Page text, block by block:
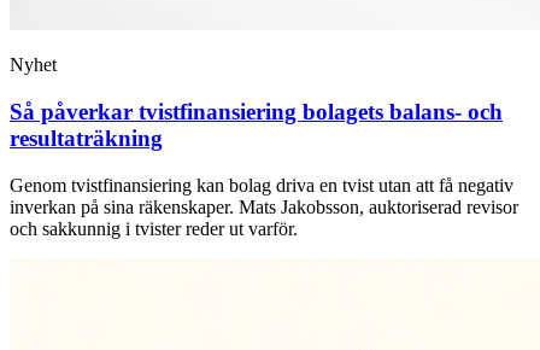
Nyhet
Så påverkar tvist­finansiering bolagets balans- och
resultaträkning
Genom tvistfinansiering kan bolag driva en tvist utan att få negativ
inverkan på sina räkenskaper. Mats Jakobsson, auktoriserad revisor
och sakkunnig i tvister reder ut varför.